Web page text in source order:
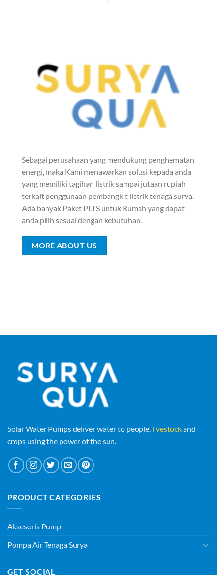
Sebagai perusahaan yang mendukung penghematan
energi, maka Kami menawarkan solusi kepada anda
yang memiliki tagihan listrik sampai jutaan rupiah
terkait penggunaan pembangkit listrik tenaga surya.
Ada banyak Paket PLTS untuk Rumah yang dapat
anda pilih sesuai dengan kebutuhan.
MORE ABOUT US
Solar Water Pumps deliver water to people, livestockand
crops using the power of the sun.
PRODUCT CATEGORIES
Aksesoris Pump
Pompa Air Tenaga Surya
GET SOCIAL